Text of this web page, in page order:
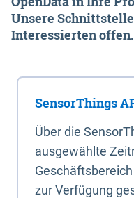
Unsere
Interessierten offen.
SensorThings
Über die
ausgewählte
zur Verfügung